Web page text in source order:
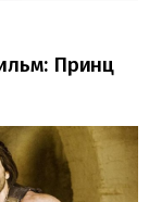
Принц